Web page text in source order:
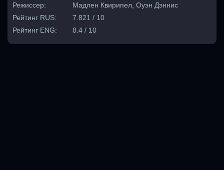
Режиссер:
Мадлен Квирипел, Оуэн Дэннис
Рейтинг RUS:
7.821 / 10
Рейтинг ENG:
8.4 / 10